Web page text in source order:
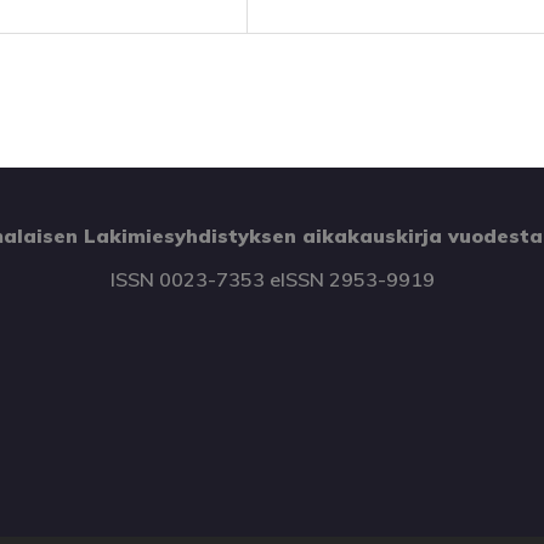
Lakimiesyhdistyksen aikakauskirja
ISSN 0023-7353 eISSN 2953-9919